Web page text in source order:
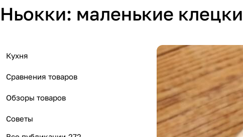
Ньокки: маленькие
Кухня
Сравнения товаров
Обзоры товаров
Советы